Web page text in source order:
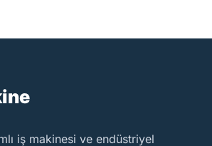
iş makinesi ve endüstriyel